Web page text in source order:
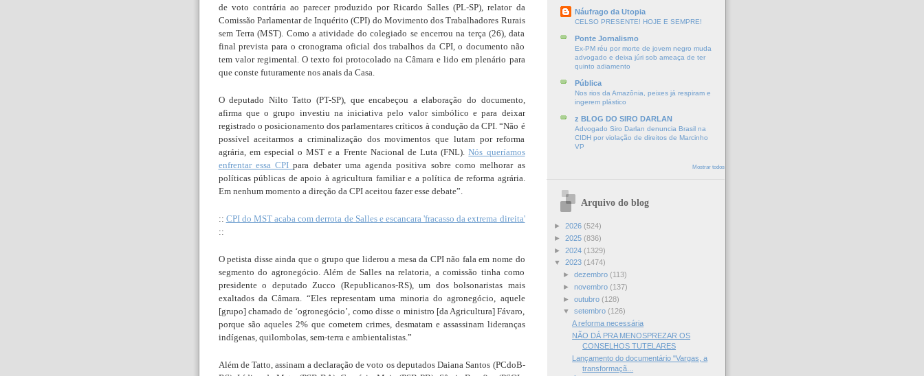
de voto contrária ao parecer produzido por Ricardo Salles (PL-SP), relator da
Comissão Parlamentar de Inquérito (CPI) do Movimento dos Trabalhadores Rurais
sem Terra (MST). Como a atividade do colegiado se encerrou na terça (26), data
final prevista para o cronograma oficial dos trabalhos da CPI, o documento não
tem valor regimental. O texto foi protocolado na Câmara e lido em plenário para
que conste futuramente nos anais da Casa.
O deputado Nilto Tatto (PT-SP), que encabeçou a elaboração do documento,
afirma que o grupo investiu na iniciativa pelo valor simbólico e para deixar
registrado o posicionamento dos parlamentares críticos à condução da CPI. “Não é
possível aceitarmos a criminalização dos movimentos que lutam por reforma
agrária, em especial o MST e a Frente Nacional de Luta (FNL).Nós queríamos
enfrentar essa CPIpara debater uma agenda positiva sobre como melhorar as
políticas públicas de apoio à agricultura familiar e a política de reforma agrária.
Em nenhum momento a direção da CPI aceitou fazer esse debate”.
:: CPI do MST acaba com derrota de Salles e escancara 'fracasso da extrema direita'
::
O petista disse ainda que o grupo que liderou a mesa da CPI não fala em nome do
segmento do agronegócio. Além de Salles na relatoria, a comissão tinha como
presidente o deputado Zucco (Republicanos-RS), um dos bolsonaristas mais
exaltados da Câmara. “Eles representam uma minoria do agronegócio, aquele
[grupo] chamado de ‘ogronegócio’, como disse o ministro [da Agricultura] Fávaro,
porque são aqueles 2% que cometem crimes, desmatam e assassinam lideranças
indígenas, quilombolas, sem-terra e ambientalistas.”
Além de Tatto, assinam a declaração de voto os deputados Daiana Santos (PCdoB-
Náufrago da Utopia
CELSO PRESENTE! HOJE E SEMPRE!
Ponte Jornalismo
Ex-PM réu por morte de jovem negro muda
advogado e deixa júri sob ameaça de ter
quinto adiamento
Pública
Nos rios da Amazônia, peixes já respiram e
ingerem plástico
z BLOG DO SIRO DARLAN
Advogado Siro Darlan denuncia Brasil na
CIDH por violação de direitos de Marcinho
VP
Mostrar todos
Arquivo do blog
► 2026 (524)
► 2025 (836)
► 2024 (1329)
▼ 2023 (1474)
► dezembro (113)
► novembro (137)
► outubro (128)
▼ setembro (126)
A reforma necessária
NÃO DÁ PRA MENOSPREZAR OS
CONSELHOS TUTELARES
Lançamento do documentário "Vargas, a
transformaçã...